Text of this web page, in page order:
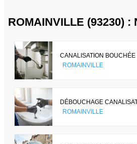
ROMAINVILLE (93230) :
CANALISATION BOUCHÉE
ROMAINVILLE
DÉBOUCHAGE
ROMAINVILLE